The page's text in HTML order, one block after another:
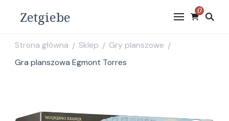
Zetgiebe 0
Strona główna / Sklep / Gry planszowe /
Gra planszowa Egmont Torres